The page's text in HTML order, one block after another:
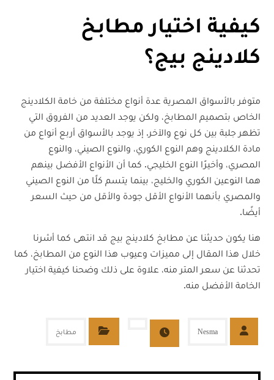
كيفية اختيار مطابخ
كلادينج بيج؟
متوفر بالأسواق المصرية عدة أنواع مختلفة من خامة الكلادينج
الخاص بتصميم المطابخ، ولكن يوجد العديد من الفروق التي
تظهر جلبة بين كل نوع والآخر. إذ يوجد بالأسواق أربع أنواع من
مادة الكلادينج وهم النوع الكوري، والنوع الصيني، والنوع
المصري، وأخيرًا النوع الخليجي. كما أن الأنواع الأفضل بينهم
هما النوعين الكوري والخليج، بينما يتسم كلًا من النوع الصيني
والمصري بأنهما الأنواع الأقل جودة والأقل من حيث السعر
أيضًا.
هنا يكون حديثنا عن مطابخ كلادينج بيج قد انتهى كما أشرنا
خلال هذا المقال إلى مميزات وعيوب هذا النوع من المطابخ، كما
تحدثنا عن سعر المتر منه، علاوة على ذلك وضحنا كيفية اختيار
الخامة الأفضل منه.
Nesma مطابخ